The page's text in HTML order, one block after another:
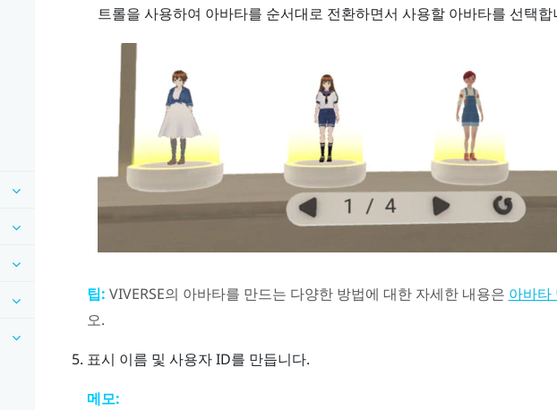
트롤을 사용하여 아바타를 순서대로 전환하면서 사용할 아바타를 선택합
팁: VIVERSE의 아바타를 만드는 다양한 방법에 대한 자세한 내용은 아바타
오.
표시 이름 및 사용자 ID를 만듭니다.
메모: